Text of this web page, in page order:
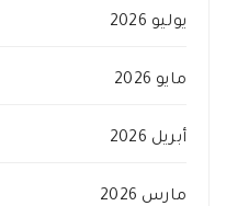
يوليو 2026
مايو 2026
أبريل 2026
مارس 2026